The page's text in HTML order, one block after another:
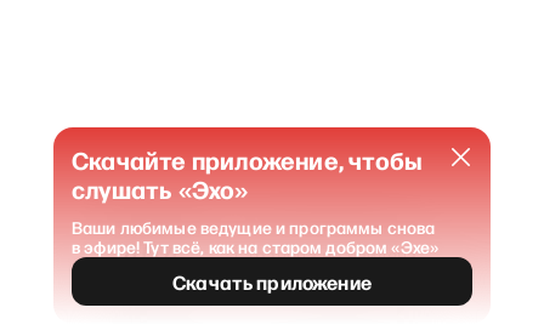
404 Страница не найдена.
Скачайте приложение, чтобы
слушать «Эхо»
Ваши любимые ведущие и программы снова
в эфире! Тут всё, как на старом добром «Эхе»
Скачать приложение